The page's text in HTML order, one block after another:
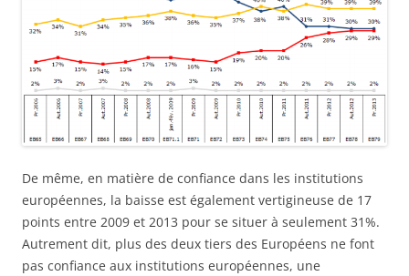
De même, en matière de confiance dans les institutions
européennes, la baisse est également vertigineuse de 17
points entre 2009 et 2013 pour se situer à seulement 31%.
Autrement dit, plus des deux tiers des Européens ne font
pas confiance aux institutions européennes, une